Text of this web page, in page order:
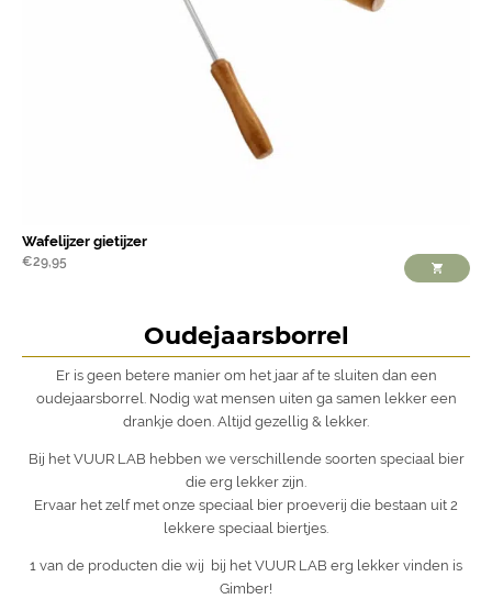
Wafelijzer gietijzer
€29,95
Oudejaarsborrel
Er is geen betere manier om het jaar af te sluiten dan een
oudejaarsborrel. Nodig wat mensen uiten ga samen lekker een
drankje doen. Altijd gezellig & lekker.
Bij het VUUR LAB hebben we verschillende soorten speciaal bier
die erg lekker zijn.
Ervaar het zelf met onze speciaal bier proeverij die bestaan uit 2
lekkere speciaal biertjes.
1 van de producten die wij bij het VUUR LAB erg lekker vinden is
Gimber!